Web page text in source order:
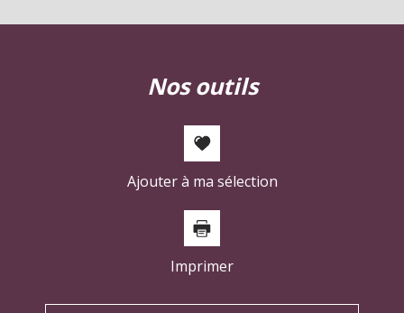
nos outils
Ajouter à ma sélection
Imprimer